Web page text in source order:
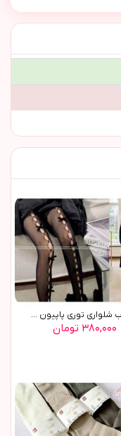
شلواری توری پاپیون ...
۳۸۰,۰۰۰ تومان